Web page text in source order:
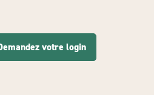
votre login